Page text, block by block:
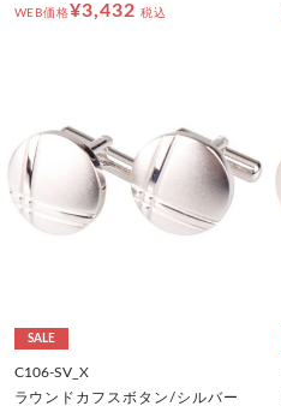
WEB価格¥3,432 税込
SALE
C106-SV_X
ラウンドカフスボタン/シルバー